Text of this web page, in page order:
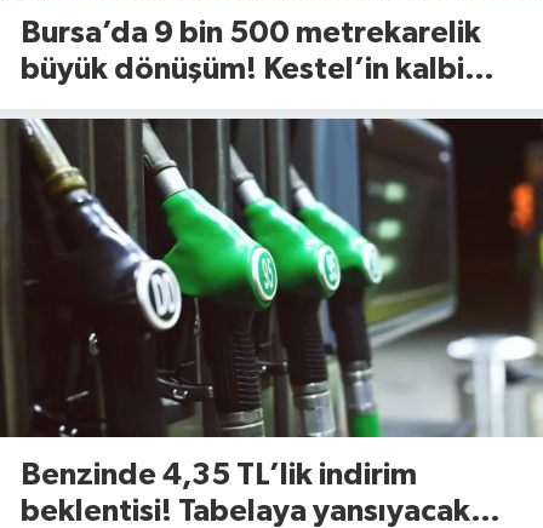
Bursa’da 9 bin 500 metrekarelik
büyük dönüşüm! Kestel’in kalbi
Benzinde 4,35 TL’lik indirim
beklentisi! Tabelaya yansıyacak